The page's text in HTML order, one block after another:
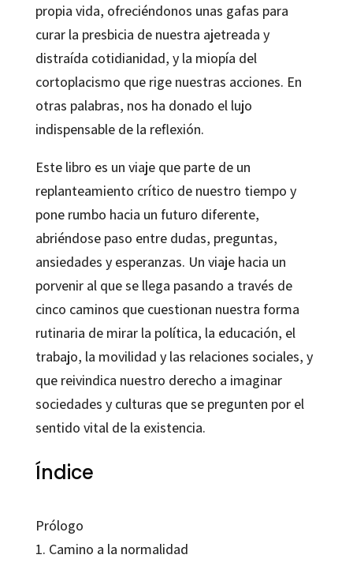
propia vida, ofreciéndonos unas gafas para
curar la presbicia de nuestra ajetreada y
distraída cotidianidad, y la miopía del
cortoplacismo que rige nuestras acciones. En
otras palabras, nos ha donado el lujo
indispensable de la reflexión.
Este libro es un viaje que parte de un
replanteamiento crítico de nuestro tiempo y
pone rumbo hacia un futuro diferente,
abriéndose paso entre dudas, preguntas,
ansiedades y esperanzas. Un viaje hacia un
porvenir al que se llega pasando a través de
cinco caminos que cuestionan nuestra forma
rutinaria de mirar la política, la educación, el
trabajo, la movilidad y las relaciones sociales, y
que reivindica nuestro derecho a imaginar
sociedades y culturas que se pregunten por el
sentido vital de la existencia.
Índice
Prólogo
1. Camino a la normalidad